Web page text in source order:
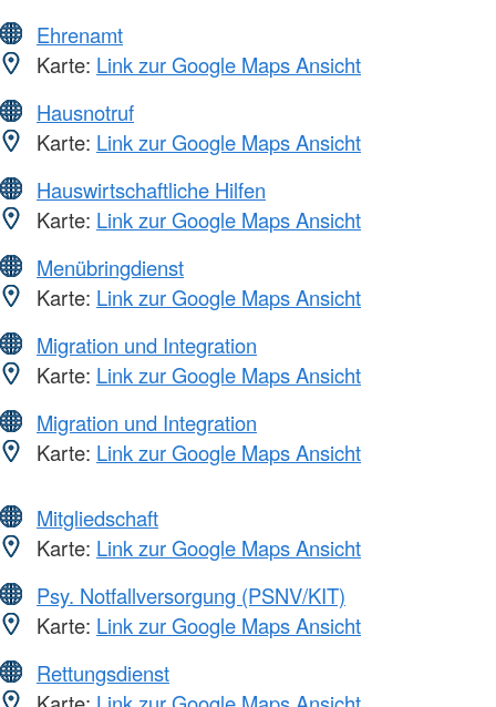
Ehrenamt
Karte: Link zur Google Maps Ansicht
Hausnotruf
Karte: Link zur Google Maps Ansicht
Hauswirtschaftliche Hilfen
Karte: Link zur Google Maps Ansicht
Menübringdienst
Karte: Link zur Google Maps Ansicht
Migration und Integration
Karte: Link zur Google Maps Ansicht
Migration und Integration
Karte: Link zur Google Maps Ansicht
Mitgliedschaft
Karte: Link zur Google Maps Ansicht
Psy. Notfallversorgung (PSNV/KIT)
Karte: Link zur Google Maps Ansicht
Rettungsdienst